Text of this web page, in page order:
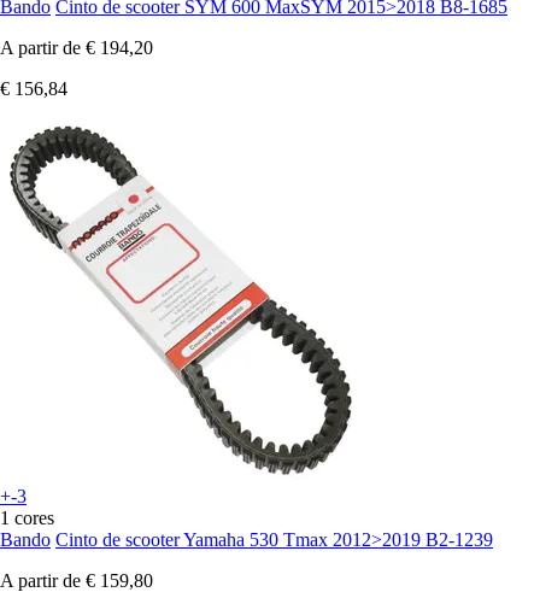
Bando Cinto de scooter SYM 600 MaxSYM 2015>2018 B8-1685
A partir de € 194,20
€ 156,84
+-3
1 cores
Bando Cinto de scooter Yamaha 530 Tmax 2012>2019 B2-1239
A partir de € 159,80